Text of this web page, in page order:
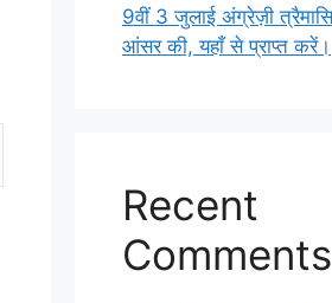
9वीं 3 जुलाई अंग्रेज़ी
आंसर की, यहाँ से प्राप्त करें।
Recent
Comments